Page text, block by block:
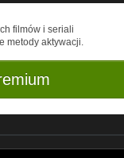
filmów i seriali
metody aktywacji.